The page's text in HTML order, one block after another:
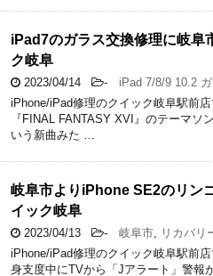
iPad7のガラス交換修理に岐阜
ク岐阜
2023/04/14 - iPad 7/8/9 10.2
iPhone/iPad修理のクイック岐阜駅前
『FINAL FANTASY XVI』のテーマソ
いう新曲みた …
岐阜市よりiPhone SE2のリン
イック岐阜
2023/04/13 - 岐阜市, リカバリ
iPhone/iPad修理のクイック岐阜駅前
身支度中にTVから「Jアラート」警報